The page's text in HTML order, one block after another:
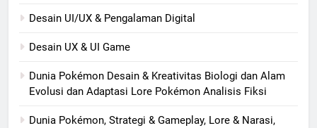
Desain UI/UX & Pengalaman Digital
Desain UX & UI Game
Dunia Pokémon Desain & Kreativitas Biologi dan Alam
Evolusi dan Adaptasi Lore Pokémon Analisis Fiksi
Dunia Pokémon, Strategi & Gameplay, Lore & Narasi,